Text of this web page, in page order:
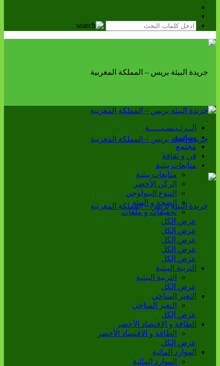
الــرئـيـسـيـــــة
سياسة
مجتمع
فن و ثقافة
متابعات بيئية
متابعات بيئية
الركن الأخضر
التنوع البيولوجي
الصحة و البيئة
تحقيقات و ملفات
عرض الكل
عرض الكل
عرض الكل
عرض الكل
عرض الكل
التربية البيئية
التربية البيئية
عرض الكل
التغير المناخي
التغير المناخي
عرض الكل
الطاقة و الاقتصاد الأخضر
الطاقة و الاقتصاد الأخضر
عرض الكل
الموارد المائية
الموارد المائية